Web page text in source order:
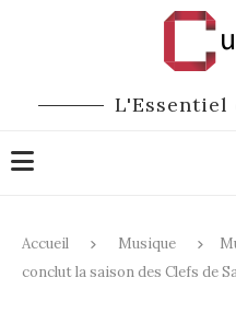
Accueil Musique
conclut la saison des Clefs de